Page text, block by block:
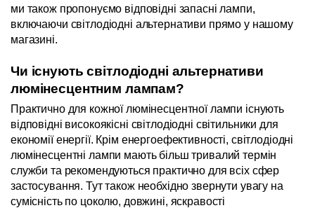
ми також пропонуємо відповідні запасні лампи,
включаючи світлодіодні альтернативи прямо у нашому
магазині.
Чи існують світлодіодні альтернативи
люмінесцентним лампам?
Практично для кожної люмінесцентної лампи існують
відповідні високоякісні світлодіодні світильники для
економії енергії. Крім енергоефективності, світлодіодні
люмінесцентні лампи мають більш тривалий термін
служби та рекомендуються практично для всіх сфер
застосування. Тут також необхідно звернути увагу на
сумісність по цоколю, довжині, яскравості